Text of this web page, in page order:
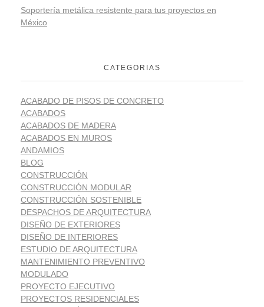
Soportería metálica resistente para tus proyectos en
México
CATEGORIAS
ACABADO DE PISOS DE CONCRETO
ACABADOS
ACABADOS DE MADERA
ACABADOS EN MUROS
ANDAMIOS
BLOG
CONSTRUCCIÓN
CONSTRUCCIÓN MODULAR
CONSTRUCCIÓN SOSTENIBLE
DESPACHOS DE ARQUITECTURA
DISEÑO DE EXTERIORES
DISEÑO DE INTERIORES
ESTUDIO DE ARQUITECTURA
MANTENIMIENTO PREVENTIVO
MODULADO
PROYECTO EJECUTIVO
PROYECTOS RESIDENCIALES